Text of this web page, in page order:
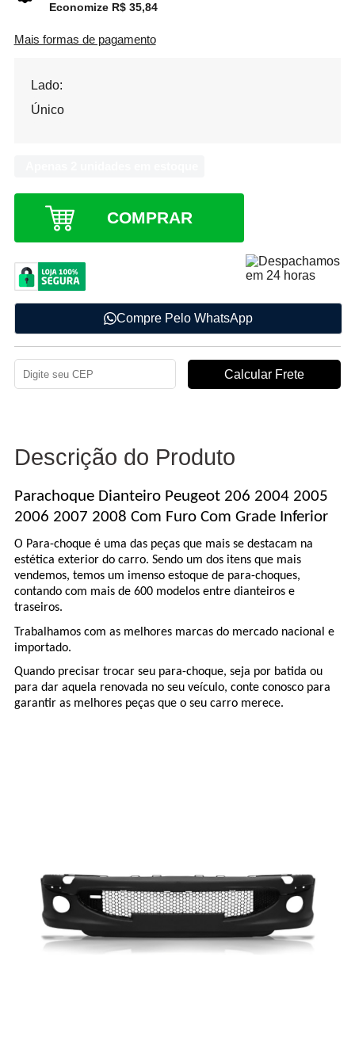
Economize R$ 35,84
Mais formas de pagamento
Lado:
Único
COMPRAR
Compre Pelo WhatsApp
Descrição do Produto
Parachoque Dianteiro Peugeot 206 2004 2005
2006 2007 2008 Com Furo Com Grade Inferior
O Para-choque é uma das peças que mais se destacam na
estética exterior do carro. Sendo um dos itens que mais
vendemos, temos um imenso estoque de para-choques,
contando com mais de 600 modelos entre dianteiros e
traseiros.
Trabalhamos com as melhores marcas do mercado nacional e
importado.
Quando precisar trocar seu para-choque, seja por batida ou
para dar aquela renovada no seu veículo, conte conosco para
garantir as melhores peças que o seu carro merece.